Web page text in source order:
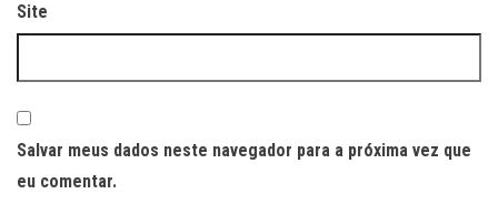
Site
Salvar meus dados neste navegador para a próxima vez que
eu comentar.